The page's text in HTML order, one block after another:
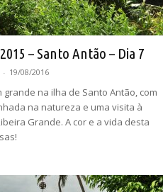
– Santo Antão – Dia 7
- 19/08/2016
grande na ilha de Santo Antão, com
na natureza e uma visita à
Grande. A cor e a vida desta